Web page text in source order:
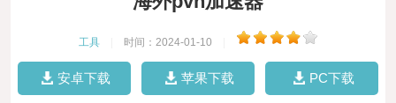
工具 时间：2024-01-10
安卓下载 苹果下载 PC下载